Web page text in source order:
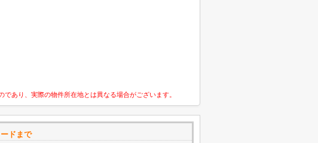
あり、実際の物件所在地とは異なる場合がございます。
ドまで